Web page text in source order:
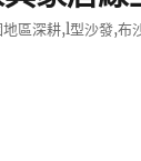
區深耕,l型沙發,